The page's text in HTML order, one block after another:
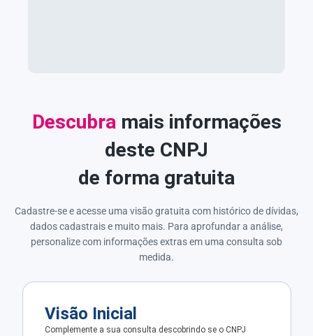
Descubra mais informações
deste CNPJ
de forma gratuita
Cadastre-se e acesse uma visão gratuita com histórico de dívidas,
dados cadastrais e muito mais. Para aprofundar a análise,
personalize com informações extras em uma consulta sob
medida.
Visão Inicial
Complemente a sua consulta descobrindo se o CNPJ